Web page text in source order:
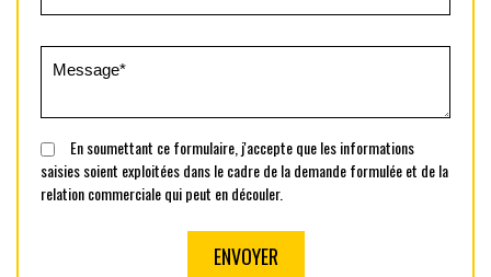
En soumettant ce formulaire, j'accepte que les informations
saisies soient exploitées dans le cadre de la demande formulée et de la
relation commerciale qui peut en découler.